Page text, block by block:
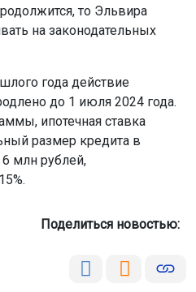
то Эльвира
на законодательных
года действие
до 1 июля 2024 года.
ипотечная ставка
размер кредита в
млн рублей,
Поделиться новостью: